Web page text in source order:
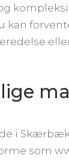
i
som